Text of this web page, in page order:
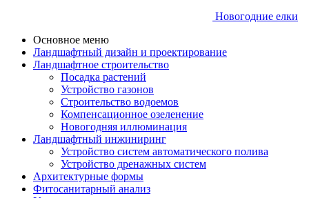
Новогодние елки
Основное меню
Ландшафтный дизайн и проектирование
Ландшафтное строительство
Посадка растений
Устройство газонов
Строительство водоемов
Компенсационное озеленение
Новогодняя иллюминация
Ландшафтный инжиниринг
Устройство систем автоматического полива
Устройство дренажных систем
Aрхитектурные формы
Фитосанитарный анализ